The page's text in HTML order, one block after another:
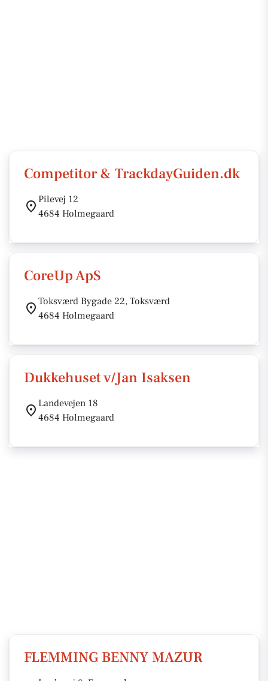
Competitor & TrackdayGuiden.dk
Pilevej 12
4684 Holmegaard
CoreUp ApS
Toksværd Bygade 22, Toksværd
4684 Holmegaard
Dukkehuset v/Jan Isaksen
Landevejen 18
4684 Holmegaard
FLEMMING BENNY MAZUR